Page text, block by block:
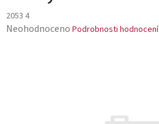
2053 4
Průměrné
Neohodnoceno Podrobnosti hodnocení